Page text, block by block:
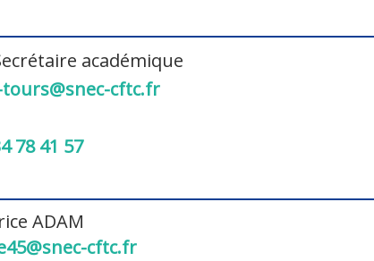
académique
cftc.fr
78 41 57
ADAM
cftc.fr